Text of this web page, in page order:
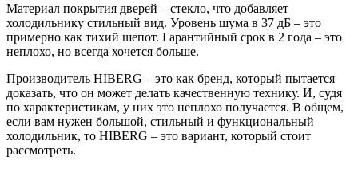
Материал покрытия дверей – стекло, что добавляет
холодильнику стильный вид. Уровень шума в 37 дБ – это
примерно как тихий шепот. Гарантийный срок в 2 года – это
неплохо, но всегда хочется больше.
Производитель HIBERG – это как бренд, который пытается
доказать, что он может делать качественную технику. И, судя
по характеристикам, у них это неплохо получается. В общем,
если вам нужен большой, стильный и функциональный
холодильник, то HIBERG – это вариант, который стоит
рассмотреть.